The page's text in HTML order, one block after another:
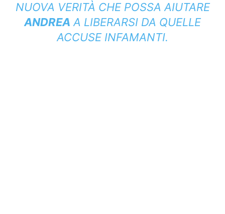
NUOVA VERITÀ CHE POSSA AIUTARE
ANDREA A LIBERARSI DA QUELLE
ACCUSE INFAMANTI.